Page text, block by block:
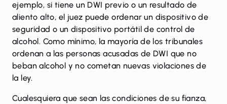
ejemplo, si tiene un DWI previo o un resultado de
aliento alto, el juez puede ordenar un dispositivo de
seguridad o un dispositivo portátil de control de
alcohol. Como mínimo, la mayoría de los tribunales
ordenan a las personas acusadas de DWI que no
beban alcohol y no cometan nuevas violaciones de
la ley.
Cualesquiera que sean las condiciones de su fianza,